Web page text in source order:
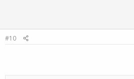
#10